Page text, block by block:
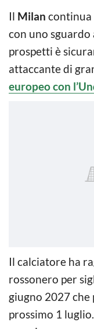
Il Milan continua
con uno
prospetti è
attaccante di
europeo con
Il calciatore ha
rossonero per
giugno 2027
prossimo 1